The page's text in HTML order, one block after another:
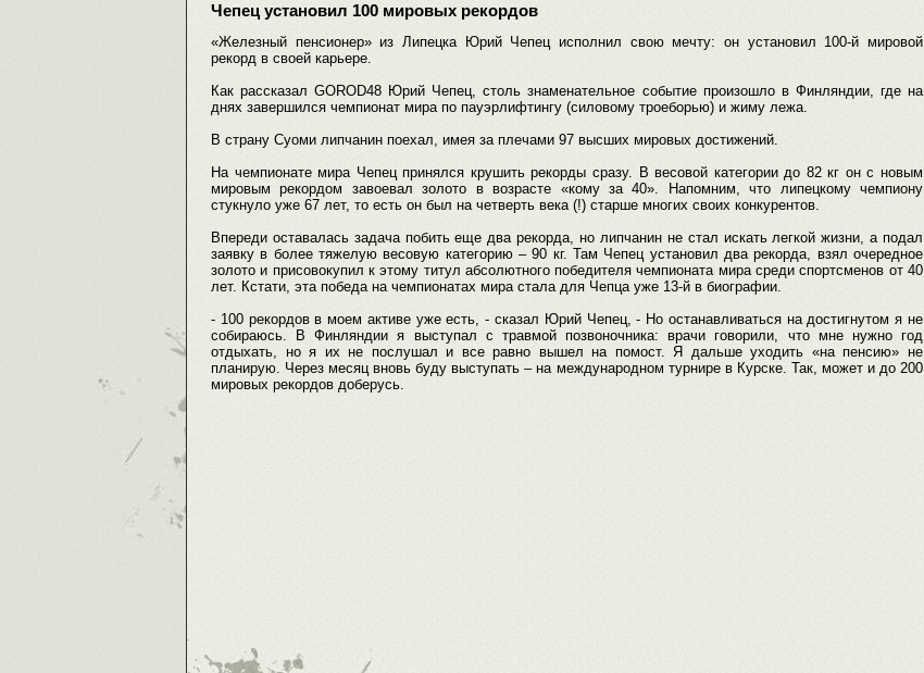
Чепец установил 100 мировых рекордов
«Железный пенсионер» из Липецка Юрий Чепец исполнил свою мечту: он установил 100-й мировой
рекорд в своей карьере.
Как рассказал GOROD48 Юрий Чепец, столь знаменательное событие произошло в Финляндии, где на
днях завершился чемпионат мира по пауэрлифтингу (силовому троеборью) и жиму лежа.
В страну Суоми липчанин поехал, имея за плечами 97 высших мировых достижений.
На чемпионате мира Чепец принялся крушить рекорды сразу. В весовой категории до 82 кг он с новым
мировым рекордом завоевал золото в возрасте «кому за 40». Напомним, что липецкому чемпиону
стукнуло уже 67 лет, то есть он был на четверть века (!) старше многих своих конкурентов.
Впереди оставалась задача побить еще два рекорда, но липчанин не стал искать легкой жизни, а подал
заявку в более тяжелую весовую категорию – 90 кг. Там Чепец установил два рекорда, взял очередное
золото и присовокупил к этому титул абсолютного победителя чемпионата мира среди спортсменов от 40
лет. Кстати, эта победа на чемпионатах мира стала для Чепца уже 13-й в биографии.
- 100 рекордов в моем активе уже есть, - сказал Юрий Чепец, - Но останавливаться на достигнутом я не
собираюсь. В Финляндии я выступал с травмой позвоночника: врачи говорили, что мне нужно год
отдыхать, но я их не послушал и все равно вышел на помост. Я дальше уходить «на пенсию» не
планирую. Через месяц вновь буду выступать – на международном турнире в Курске. Так, может и до 200
мировых рекордов доберусь.